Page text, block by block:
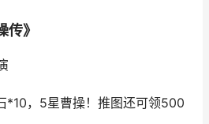
》
*10，5星曹操！推图还可领500